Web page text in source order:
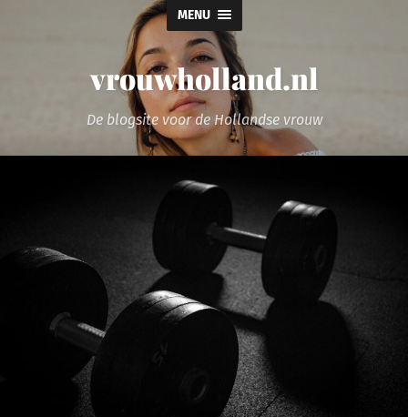
MENU
vrouwholland.nl
De blogsite voor de Hollandse vrouw